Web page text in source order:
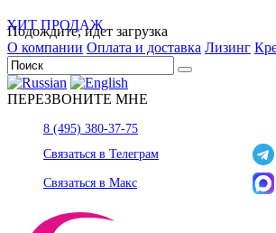
Подождите, идет загрузка
О компании Оплата и доставка Лизинг
ПЕРЕЗВОНИТЕ МНЕ
8 (495) 380-37-75
Связаться в Телеграм
Связаться в Макс
ХИТ ПРОДАЖ